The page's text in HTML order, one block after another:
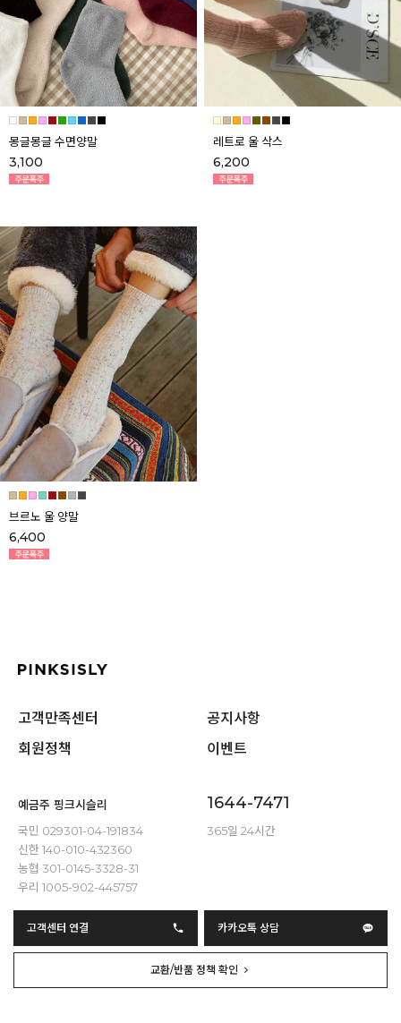
몽글몽글 수면양말
3,100
레트로 울 삭스
6,200
브르노 울 양말
6,400
고객만족센터
공지사항
회원정책
이벤트
예금주 핑크시슬리
국민 029301-04-191834
신한 140-010-432360
농협 301-0145-3328-31
우리 1005-902-445757
1644-7471
365일 24시간
고객센터 연결 카카오톡 상담
교환/반품 정책 확인